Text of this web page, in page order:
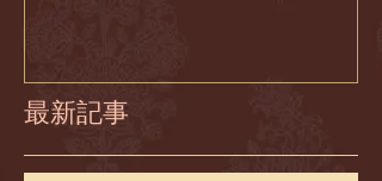
最新記事